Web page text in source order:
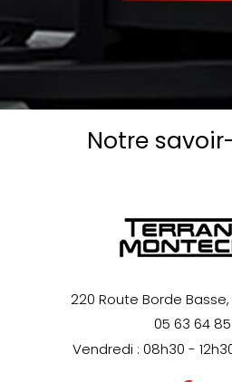
Notre
220 Route Borde Basse,
05 63 64
Vendredi : 08h30 -